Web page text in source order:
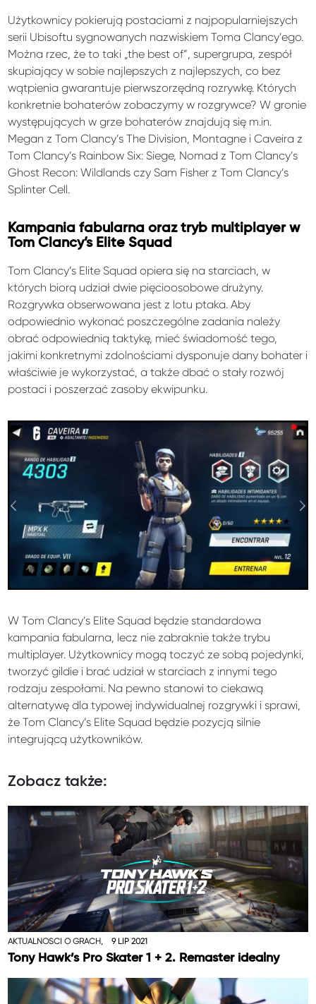
Użytkownicy pokierują postaciami z najpopularniejszych
serii Ubisoftu sygnowanych nazwiskiem Toma Clancy’ego.
Można rzec, że to taki „the best of”, supergrupa, zespół
skupiający w sobie najlepszych z najlepszych, co bez
wątpienia gwarantuje pierwszorzędną rozrywkę. Których
konkretnie bohaterów zobaczymy w rozgrywce? W gronie
występujących w grze bohaterów znajdują się m.in.
Megan z Tom Clancy’s The Division, Montagne i Caveira z
Tom Clancy’s Rainbow Six: Siege, Nomad z Tom Clancy’s
Ghost Recon: Wildlands czy Sam Fisher z Tom Clancy’s
Splinter Cell.
Kampania fabularna oraz tryb multiplayer w
Tom Clancy’s Elite Squad
Tom Clancy’s Elite Squad opiera się na starciach, w
których biorą udział dwie pięcioosobowe drużyny.
Rozgrywka obserwowana jest z lotu ptaka. Aby
odpowiednio wykonać poszczególne zadania należy
obrać odpowiednią taktykę, mieć świadomość tego,
jakimi konkretnymi zdolnościami dysponuje dany bohater i
właściwie je wykorzystać, a także dbać o stały rozwój
postaci i poszerzać zasoby ekwipunku.
W Tom Clancy’s Elite Squad będzie standardowa
kampania fabularna, lecz nie zabraknie także trybu
multiplayer. Użytkownicy mogą toczyć ze sobą pojedynki,
tworzyć gildie i brać udział w starciach z innymi tego
rodzaju zespołami. Na pewno stanowi to ciekawą
alternatywę dla typowej indywidualnej rozgrywki i sprawi,
że Tom Clancy’s Elite Squad będzie pozycją silnie
integrującą użytkowników.
Zobacz także:
AKTUALNOŚCI O GRACH, 9 LIP 2021
Tony Hawk’s Pro Skater 1 + 2. Remaster idealny